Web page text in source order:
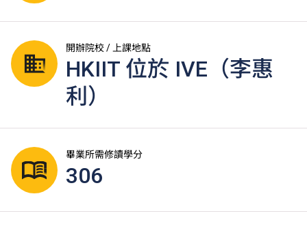
開辦院校 / 上課地點
HKIIT 位於 IVE（李惠
利）
畢業所需修讀學分
306